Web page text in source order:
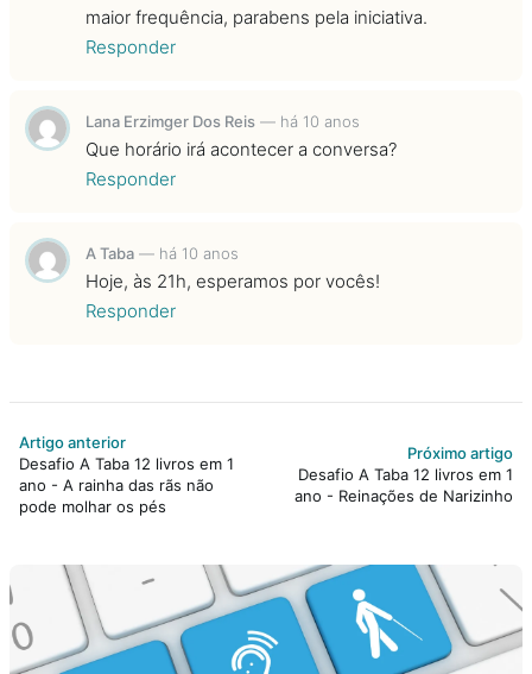
maior frequência, parabens pela iniciativa.
Responder
Lana Erzimger Dos Reis — há 10 anos
Que horário irá acontecer a conversa?
Responder
A Taba — há 10 anos
Hoje, às 21h, esperamos por vocês!
Responder
Artigo anterior
Desafio A Taba 12 livros em 1
ano - A rainha das rãs não
pode molhar os pés
Próximo artigo
Desafio A Taba 12 livros em 1
ano - Reinações de Narizinho